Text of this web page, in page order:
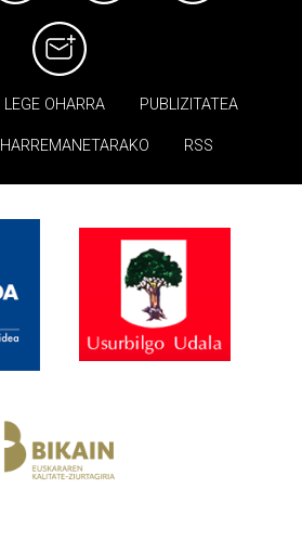
LEGE OHARRA PUBLIZITATEA
HARREMANETARAKO RSS